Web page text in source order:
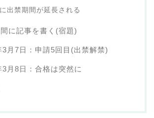
出禁期間が延長される
に記事を書く(宿題)
3月7日：申請5回目(出禁解禁)
3月8日：合格は突然に